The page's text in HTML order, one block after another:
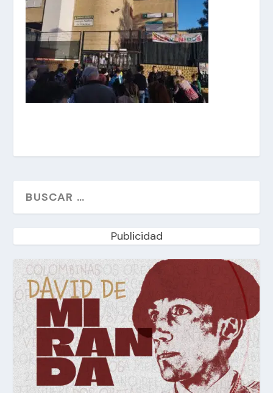
Publicidad